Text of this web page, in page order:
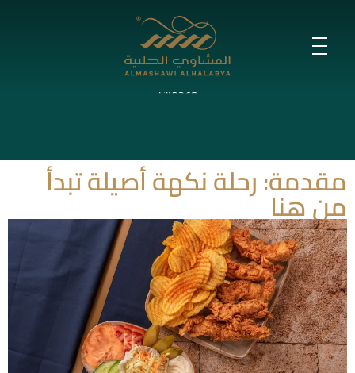
بروستد في الإمارات العربية المتحدة
اتصل بنا لتقديم الطلب ونقدم خدمة توصيل فائقة السرعة إلى دبي والشارقة
وعجمان!
مقدمة: رحلة نكهة أصيلة تبدأ
من هنا